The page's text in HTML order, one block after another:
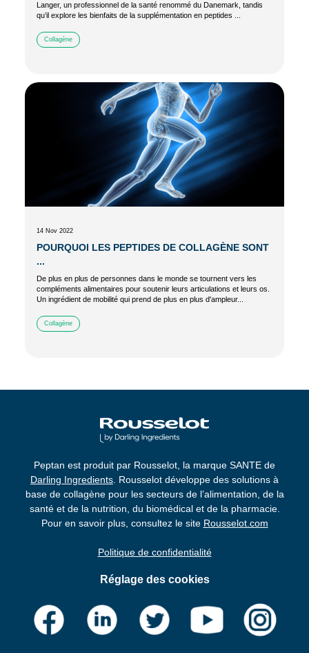
Langer, un professionnel de la santé renommé du Danemark, tandis
qu’il explore les bienfaits de la supplémentation en peptides ...
Collagène
14 Nov 2022
POURQUOI LES PEPTIDES DE COLLAGÈNE SONT
...
De plus en plus de personnes dans le monde se tournent vers les
compléments alimentaires pour soutenir leurs articulations et leurs os.
Un ingrédient de mobilité qui prend de plus en plus d'ampleur...
Collagène
Peptan est produit par Rousselot, la marque SANTE de
Darling Ingredients. Rousselot développe des solutions à
base de collagène pour les secteurs de l’alimentation, de la
santé et de la nutrition, du biomédical et de la pharmacie.
Pour en savoir plus, consultez le site Rousselot.com
Politique de confidentialité
Réglage des cookies